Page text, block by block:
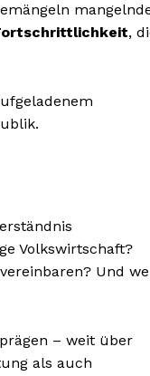
,
Volkswirtschaft?
Und
– weit über
als auch